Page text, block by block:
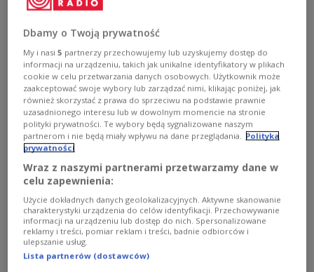
Przemówienie Becka w maju 1939 r. Prof.
Kornat: wtedy karty były już rozdane
- Kiedy minister Beck wygłaszał przemówienie, karty
były już rozdane. Żądania terytorialne przedstawione
Polsce zostały definitywnie odrzucone. Pod koniec marca
1939 roku Polska przyjęła gwarancje Brytyjskie i w tych
warunkach możliwość negocjacji w Niemcami nie istniała
- powiedział prof. Marek Kornat, historyk z UKSW.
Zobacz więcej na temat: II Rzeczpospolita Adolf Hitler
Niemcy HISTORIA
Dbamy o Twoją prywatność
My i nasi5 partnerzy przechowujemy lub uzyskujemy dostęp do
informacji na urządzeniu, takich jak unikalne identyfikatory w plikach
cookie w celu przetwarzania danych osobowych. Użytkownik może
zaakceptować swoje wybory lub zarządzać nimi, klikając poniżej, jak
również skorzystać z prawa do sprzeciwu na podstawie prawnie
uzasadnionego interesu lub w dowolnym momencie na stronie
polityki prywatności. Te wybory będą sygnalizowane naszym
partnerom i nie będą miały wpływu na dane przeglądania. Polityka
prywatności
Wraz z naszymi partnerami przetwarzamy dane w
celu zapewnienia:
Użycie dokładnych danych geolokalizacyjnych. Aktywne skanowanie
charakterystyki urządzenia do celów identyfikacji. Przechowywanie
informacji na urządzeniu lub dostęp do nich. Spersonalizowane
reklamy i treści, pomiar reklam i treści, badnie odbiorców i
ulepszanie usług.
Lista partnerów (dostawców)